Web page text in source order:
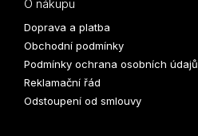
O nákupu
Doprava a platba
Obchodní podmínky
Podmínky ochrana osobních údajů
Reklamační řád
Odstoupení od smlouvy